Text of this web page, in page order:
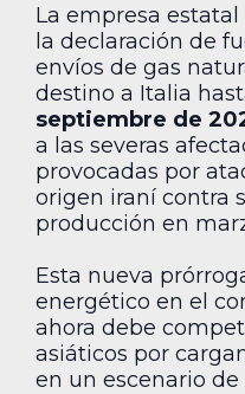
La empresa estatal
la declaración de
envíos de gas
destino a Italia
septiembre de
a las severas
provocadas por
origen iraní contra
producción en
Esta nueva
energético en el
ahora debe
asiáticos por
en un escenario